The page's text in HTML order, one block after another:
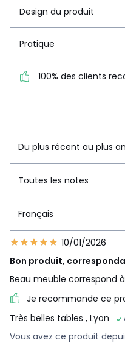
1
3
Design du produit
Pratique
100% des clients
Du plus récent au plus
Toutes les notes
Français
10/01/2026
Bon produit,
Beau meuble correspond
Je recommande ce
Très belles tables , Lyon
Vous avez ce produit